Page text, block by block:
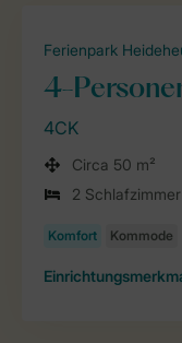
Ferienpark
4-
4CK
Circa 50 m²
2 Schlafzimmer